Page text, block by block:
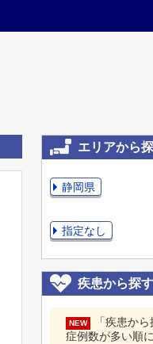
エリアから
静岡県
指定なし
疾患から探す
NEW
「疾患か
症例数が多い順